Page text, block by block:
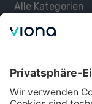
Alle Kategorien
Über uns
Lernen mit Viona
Alle Partner